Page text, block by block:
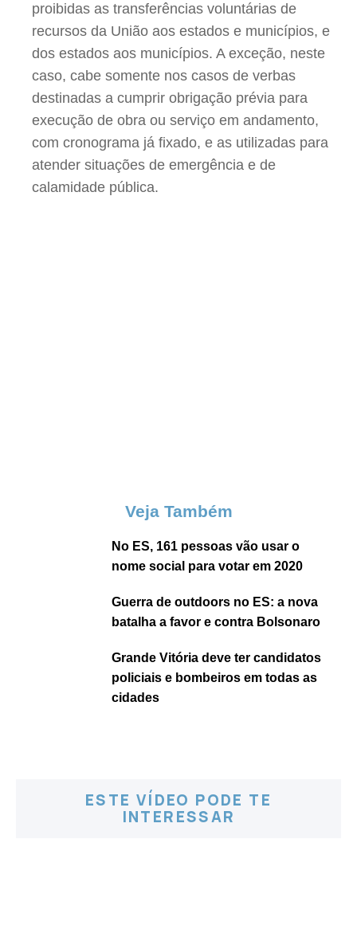
proibidas as transferências voluntárias de
recursos da União aos estados e municípios, e
dos estados aos municípios. A exceção, neste
caso, cabe somente nos casos de verbas
destinadas a cumprir obrigação prévia para
execução de obra ou serviço em andamento,
com cronograma já fixado, e as utilizadas para
atender situações de emergência e de
calamidade pública.
Veja Também
No ES, 161 pessoas vão usar o
nome social para votar em 2020
Guerra de outdoors no ES: a nova
batalha a favor e contra Bolsonaro
Grande Vitória deve ter candidatos
policiais e bombeiros em todas as
cidades
ESTE VÍDEO PODE TE
INTERESSAR